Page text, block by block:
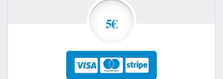
5€